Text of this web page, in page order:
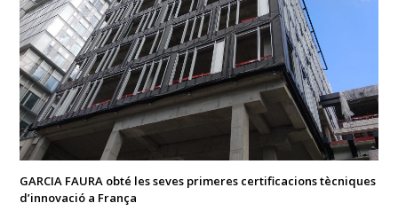
GARCIA FAURA obté les seves primeres certificacions tècniques
d’innovació a França